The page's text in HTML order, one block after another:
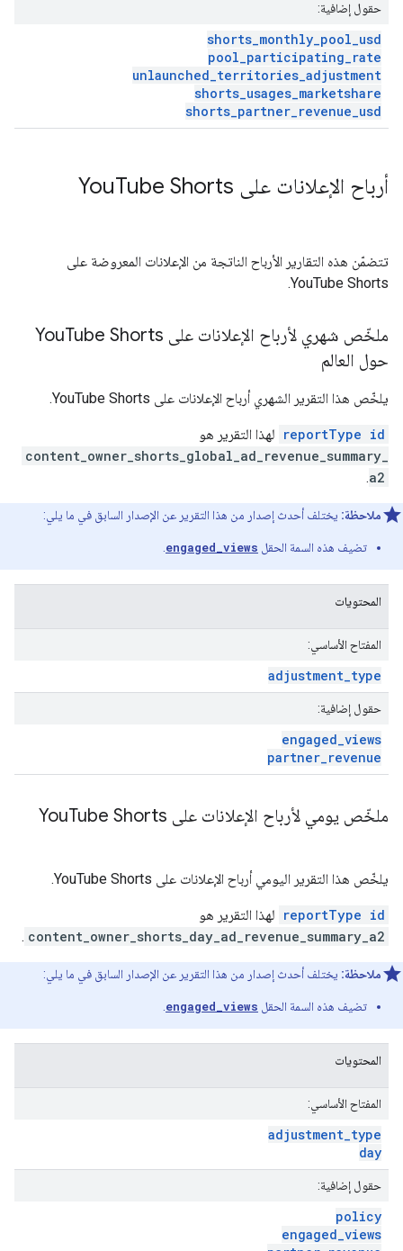
حقول إضافية:
shorts_monthly_pool_usd
pool_participating_rate
unlaunched_territories_adjustment
shorts_usages_marketshare
shorts_partner_revenue_usd
أرباح الإعلانات على You Tube Shorts
تتضمّن هذه التقارير الأرباح الناتجة من الإعلانات المعروضة على
YouTube Shorts.
ملخّص شهري لأرباح الإعلانات على You Tube Shorts
حول العالم
يلخّص هذا التقرير الشهري أرباح الإعلانات على YouTube Shorts.
reportType id لهذا التقرير هو
content_owner_shorts_global_ad_revenue_summary_
a2
.
ملاحظة: يختلف أحدث إصدار من هذا التقرير عن الإصدار السابق في ما يلي:
تضيف هذه السمة الحقل engaged_views
المحتويات
المفتاح الأساسي:
adjustment_type
حقول إضافية:
engaged_views
partner_revenue
ملخّص يومي لأرباح الإعلانات على You Tube Shorts
يلخّص هذا التقرير اليومي أرباح الإعلانات على YouTube Shorts.
reportType id لهذا التقرير هو
content_owner_shorts_day_ad_revenue_summary_a2
.
ملاحظة: يختلف أحدث إصدار من هذا التقرير عن الإصدار السابق في ما يلي:
تضيف هذه السمة الحقل engaged_views
المحتويات
المفتاح الأساسي:
adjustment_type
day
حقول إضافية:
policy
engaged_views